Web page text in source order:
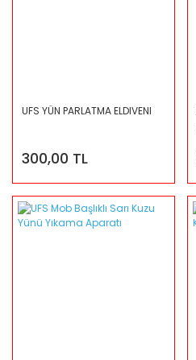
UFS YÜN PARLATMA ELDIVENI
300,00 TL